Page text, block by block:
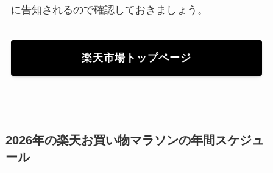
に告知されるので確認しておきましょう。
楽天市場トップページ
2026年の楽天お買い物マラソンの年間スケジュ
ール